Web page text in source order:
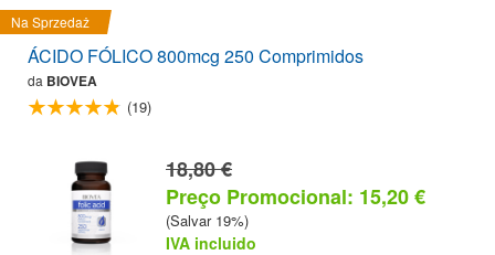
Na Sprzedaż
ÁCIDO FÓLICO 800mcg 250 Comprimidos
da BIOVEA
(19)
18,80 €
Preço Promocional: 15,20 €
(Salvar 19%)
IVA incluido